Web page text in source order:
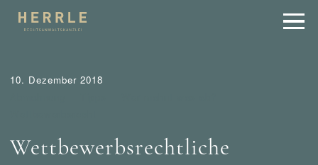
10. Dezember 2018
Wettbewerbsrechtliche